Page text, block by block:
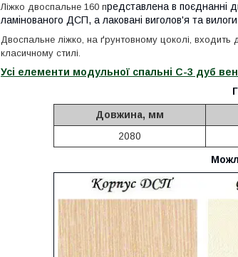
Ліжко двоспальне 160 представлена в поєднанні
ламінованого ДСП, а лаковані виголов'я та
Двоспальне ліжко, на ґрунтовному цоколі,
класичному стилі.
Усі елементи модульної спальні С-3 дуб
Довжина, мм
2080